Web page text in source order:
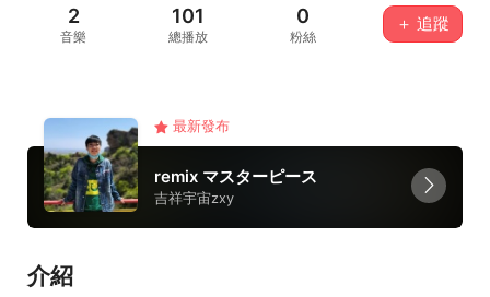
2
音樂
101
總播放
0
粉絲
＋ 追蹤
最新發布
remix マスターピース
吉祥宇宙zxy
介紹